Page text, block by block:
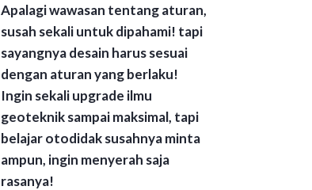
Apalagi wawasan tentang aturan,
susah sekali untuk dipahami! tapi
sayangnya desain harus sesuai
dengan aturan yang berlaku!
Ingin sekali upgrade ilmu
geoteknik sampai maksimal, tapi
belajar otodidak susahnya minta
ampun, ingin menyerah saja
rasanya!